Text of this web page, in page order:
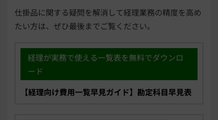
仕掛品に関する疑問を解消して経理業務の精度を高め
たい方は、ぜひ最後までご覧ください。
経理が実務で使える一覧表を無料でダウンロ
ード
【経理向け費用一覧早見ガイド】勘定科目早見表